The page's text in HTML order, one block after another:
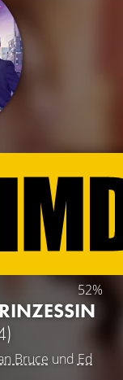
52%
Bruce und Ed